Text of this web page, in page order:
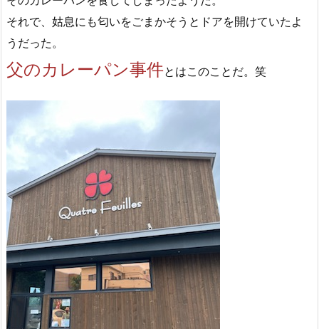
それで、姑息にも匂いをごまかそうとドアを開けていたよ
うだった。
父のカレーパン事件とはこのことだ。笑